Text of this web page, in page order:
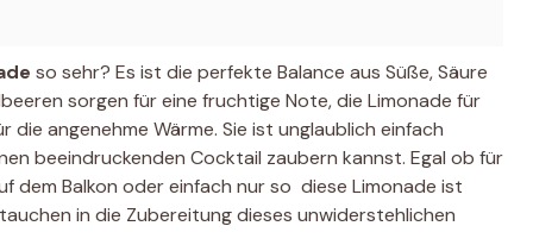
so sehr? Es ist die perfekte Balance aus Süße, Säure
sorgen für eine fruchtige Note, die Limonade für
angenehme Wärme. Sie ist unglaublich einfach
beeindruckenden Cocktail zaubern kannst. Egal ob für
Balkon oder einfach nur so  diese Limonade ist
in die Zubereitung dieses unwiderstehlichen